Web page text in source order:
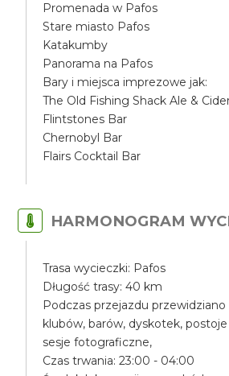
Promenada w Pafos
Stare miasto Pafos
Katakumby
Panorama na Pafos
Bary i miejsca imprezowe jak:
The Old Fishing Shack Ale &
Flintstones Bar
Chernobyl Bar
Flairs Cocktail Bar
HARMONOGRAM
Trasa wycieczki: Pafos
Długość trasy: 40 km
Podczas przejazdu
klubów, barów, dyskotek, postoje
sesje fotograficzne,
Czas trwania: 23:00 - 04:00